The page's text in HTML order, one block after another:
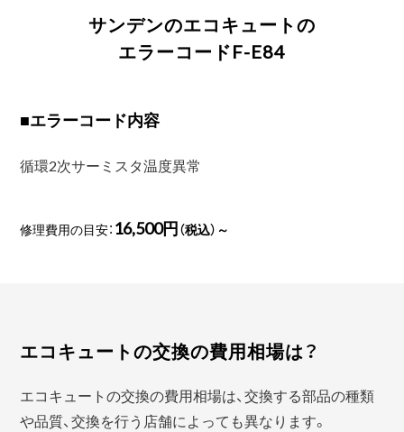
サンデンのエコキュートの
エラーコードF-E84
■エラーコード内容
循環2次サーミスタ温度異常
修理費用の目安： 16,500円（税込）～
エコキュートの交換の費用相場は？
エコキュートの交換の費用相場は、交換する部品の種類
や品質、交換を行う店舗によっても異なります。